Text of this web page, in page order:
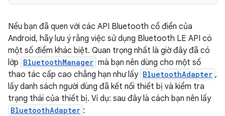
Nếu bạn đã quen với các API Bluetooth cổ điển của
Android, hãy lưu ý rằng việc sử dụng Bluetooth LE API có
một số điểm khác biệt. Quan trọng nhất là giờ đây đã có
lớp BluetoothManager mà bạn nên dùng cho một số
thao tác cấp cao chẳng hạn như lấy BluetoothAdapter ,
lấy danh sách người dùng đã kết nối thiết bị và kiểm tra
trạng thái của thiết bị. Ví dụ: sau đây là cách bạn nên lấy
BluetoothAdapter :